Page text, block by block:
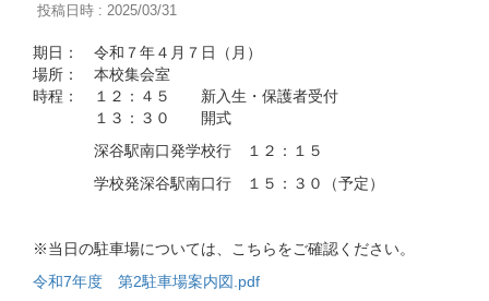
投稿日時 : 2025/03/31
期日： 令和７年４月７日（月）
場所： 本校集会室
時程： １２：４５ 新入生・保護者受付
１３：３０ 開式
深谷駅南口発学校行 １２：１５
学校発深谷駅南口行 １５：３０（予定）
※当日の駐車場については、こちらをご確認ください。
令和7年度 第2駐車場案内図.pdf